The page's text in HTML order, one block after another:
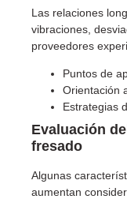
Las relaciones
vibraciones,
proveedores
Puntos de
Orientación
Estrategias
Evaluación
fresado
Algunas
aumentan